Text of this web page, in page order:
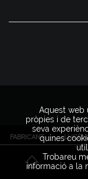
FABRICANT
Aquest web
pròpies i de
seva
quines
Trobareu
informació a la